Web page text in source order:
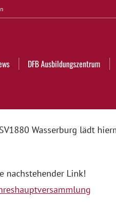
DFB Ausbildungszentrum
Wasserburg lädt
nachstehender Link!
Tickets